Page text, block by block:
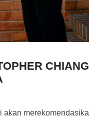
CHIANG
akan